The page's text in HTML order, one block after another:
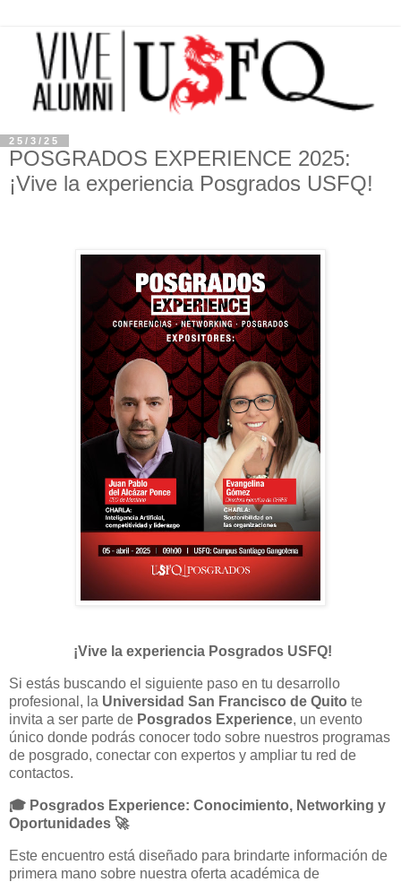
25/3/25
POSGRADOS EXPERIENCE 2025:
¡Vive la experiencia Posgrados USFQ!
¡Vive la experiencia Posgrados USFQ!
Si estás buscando el siguiente paso en tu desarrollo
profesional, la Universidad San Francisco de Quito te
invita a ser parte de Posgrados Experience, un evento
único donde podrás conocer todo sobre nuestros programas
de posgrado, conectar con expertos y ampliar tu red de
contactos.
🎓 Posgrados Experience: Conocimiento, Networking y
Oportunidades 🚀
Este encuentro está diseñado para brindarte información de
primera mano sobre nuestra oferta académica de